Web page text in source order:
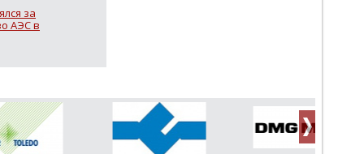
за
АЭС в